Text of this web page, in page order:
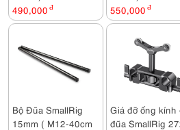
490,000 đ
550,000 đ
Bộ Đũa SmallRig
15mm ( M12-40cm
Giá đỡ ống kính
đũa SmallRig